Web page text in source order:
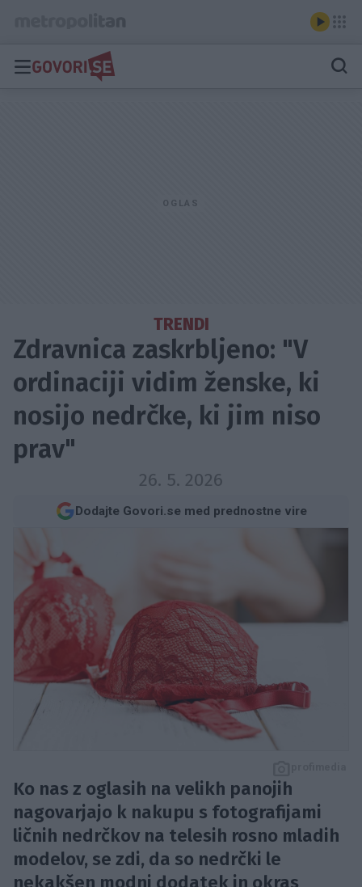
TRENDI
Zdravnica zaskrbljeno: "V
ordinaciji vidim ženske, ki
nosijo nedrčke, ki jim niso
prav"
26. 5. 2026
Dodajte Govori.se med prednostne vire
Ko nas z oglasih na velikh panojih
nagovarjajo k nakupu s fotografijami
ličnih nedrčkov na telesih rosno mladih
modelov, se zdi, da so nedrčki le
nekakšen modni dodatek in okras